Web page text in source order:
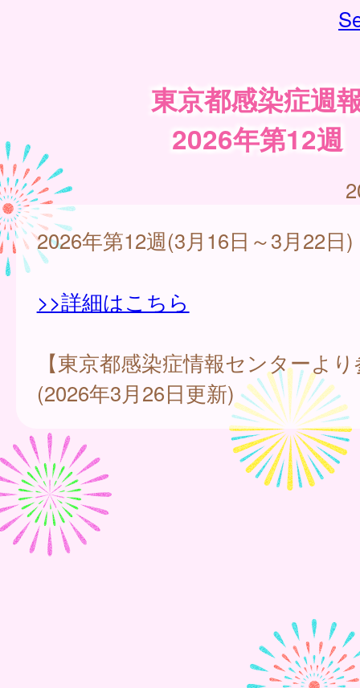
東京都感染症週
2026年第12週
2026年第12週(3月16日～3月22日)
>>詳細はこちら
【東京都感染症情報センターよ
(2026年3月26日更新)